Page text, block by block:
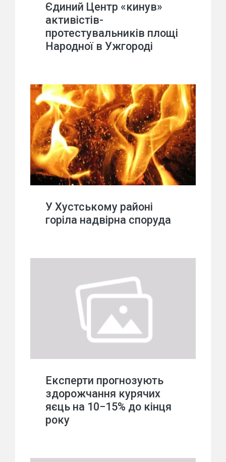
Єдиний Центр «кинув»
активістів-
протестувальників площі
Народної в Ужгороді
У Хустському районі
горіла надвірна споруда
Експерти прогнозують
здорожчання курячих
яєць на 10−15% до кінця
року